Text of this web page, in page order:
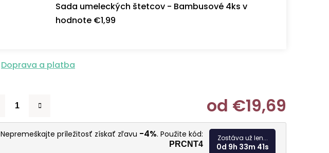
Sada umeleckých štetcov - Bambusové 4ks v
hodnote €1,99
Doprava a platba
od €19,69
Nepremeškajte príležitosť získať zľavu -4%. Použite kód:
PRCNT4
Zostáva už len...
0d 9h 33m 40s